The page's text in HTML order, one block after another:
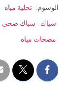
الوسوم: تحلية مياه
سباك
سباك صحي
مضخات مياه